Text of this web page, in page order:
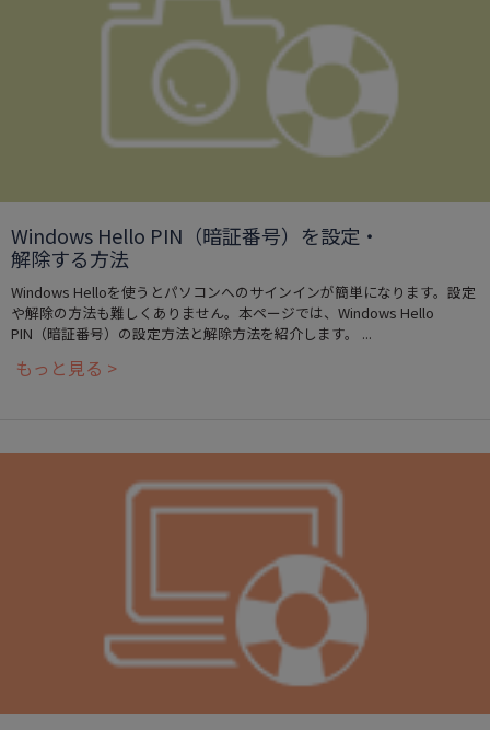
Windows Hello PIN（暗証番号）を設定・
解除する方法
Windows Helloを使うとパソコンへのサインインが簡単になります。設定
や解除の方法も難しくありません。本ページでは、Windows Hello
PIN（暗証番号）の設定方法と解除方法を紹介します。 ...
もっと見る >